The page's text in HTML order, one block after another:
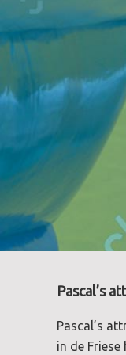
Footer
Pascal’s
Pascal’s
in de